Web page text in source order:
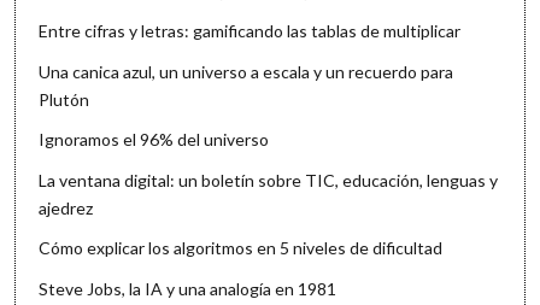
Entre cifras y letras: gamificando las tablas de multiplicar
Una canica azul, un universo a escala y un recuerdo para
Plutón
Ignoramos el 96% del universo
La ventana digital: un boletín sobre TIC, educación, lenguas y
ajedrez
Cómo explicar los algoritmos en 5 niveles de dificultad
Steve Jobs, la IA y una analogía en 1981